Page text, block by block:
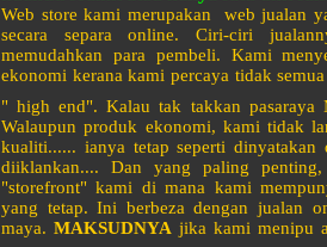
Web store kami merupakan web jualan
secara separa online. Ciri-ciri
memudahkan para pembeli. Kami
ekonomi kerana kami percaya tidak
" high end". Kalau tak takkan pasaraya
Walaupun produk ekonomi, kami tidak
kualiti...... ianya tetap seperti
diiklankan.... Dan yang paling
"storefront" kami di mana kami
yang tetap. Ini berbeza dengan jualan
maya. MAKSUDNYA jika kami menipu